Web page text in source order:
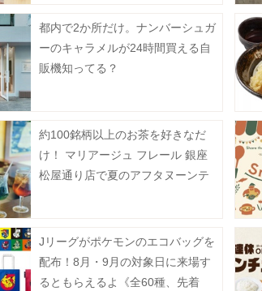
都内で2か所だけ。ナンバーシュガ
ーのキャラメルが24時間買える自
販機知ってる？
約100銘柄以上のお茶を好きなだ
け！ マリアージュ フレール 銀座
松屋通り店で夏のアフタヌーンテ
Jリーグがポケモンのエコバッグを
配布！8月・9月の対象日に来場す
るともらえるよ《全60種、先着